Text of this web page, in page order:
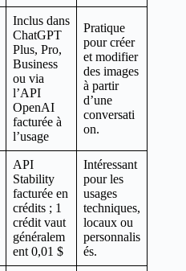
Inclus dans
ChatGPT
Plus, Pro,
Business
ou via
l’API
OpenAI
facturée à
l’usage
Pratique
pour créer
et modifier
des images
à partir
d’une
conversati
on.
API
Stability
facturée en
crédits ; 1
crédit vaut
généralem
ent 0,01 $
Intéressant
pour les
usages
techniques,
locaux ou
personnalis
és.